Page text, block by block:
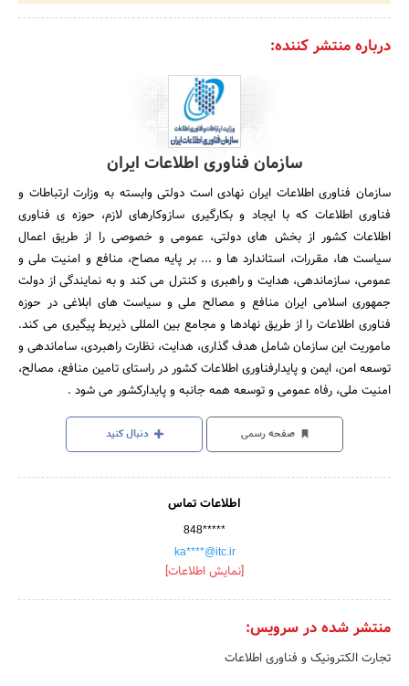
درباره منتشر کننده:
سازمان فناوری اطلاعات ایران
سازمان فناوری اطلاعات ایران نهادی است دولتی وابسته به وزارت ارتباطات و
فناوری اطلاعات که با ایجاد و بکارگیری سازوکارهای لازم، حوزه ی فناوری
اطلاعات کشور از بخش های دولتی، عمومی و خصوصی را از طریق اعمال
سیاست ها، مقررات، استاندارد ها و ... بر پایه مصاح، منافع و امنیت ملی و
عمومی، سازماندهی، هدایت و راهبری و کنترل می کند و به نمایندگی از دولت
جمهوری اسلامی ایران منافع و مصالح ملی و سیاست های ابلاغی در حوزه
فناوری اطلاعات را از طریق نهادها و مجامع بین المللی ذیربط پیگیری می کند.
ماموریت این سازمان شامل هدف گذاری، هدایت، نظارت راهبردی، ساماندهی و
توسعه امن، ایمن و پایدارفناوری اطلاعات کشور در راستای تامین منافع، مصالح،
امنیت ملی، رفاه عمومی و توسعه همه جانبه و پایدارکشور می شود .
صفحه رسمی دنبال کنید
اطلاعات تماس
848*****
ka****@itc.ir
[نمایش اطلاعات]
منتشر شده در سرویس:
تجارت الکترونیک و فناوری اطلاعات